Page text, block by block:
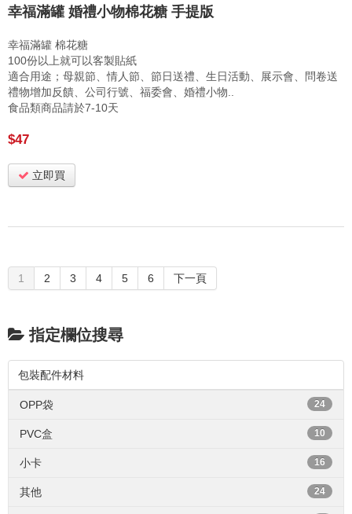
幸福滿罐 婚禮小物棉花糖 手提版
幸福滿罐 棉花糖
100份以上就可以客製貼紙
適合用途；母親節、情人節、節日送禮、生日活動、展示會、問卷送
禮物增加反饋、公司行號、福委會、婚禮小物..
食品類商品請於7-10天
$47
立即買
1 2 3 4 5 6 下一頁
指定欄位搜尋
包裝配件材料
OPP袋 24
PVC盒 10
小卡 16
其他 24